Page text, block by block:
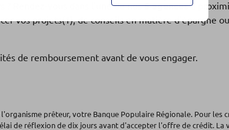
? Rendez-vous dans l'une de nos5 agencesà
vos projets(1), de conseils en matière d'épargne
de remboursement avant de vous engager.
prêteur, votre Banque Populaire Régionale. Pour
de réflexion de dix jours avant d'accepter l'offre de crédit. La